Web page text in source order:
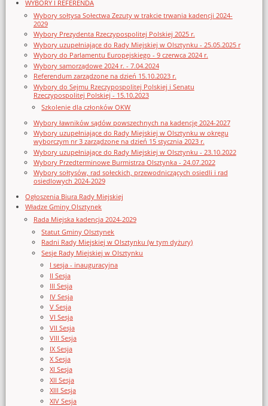
WYBORY I REFERENDA
Wybory sołtysa Sołectwa Zezuty w trakcie trwania kadencji 2024-
2029
Wybory Prezydenta Rzeczypospolitej Polskiej 2025 r.
Wybory uzupełniające do Rady Miejskiej w Olsztynku - 25.05.2025 r
Wybory do Parlamentu Europejskiego - 9 czerwca 2024 r.
Wybory samorządowe 2024 r. - 7.04.2024
Referendum zarządzone na dzień 15.10.2023 r.
Wybory do Sejmu Rzeczypospolitej Polskiej i Senatu
Rzeczypospolitej Polskiej - 15.10.2023
Szkolenie dla członków OKW
Wybory ławników sądów powszechnych na kadencję 2024-2027
Wybory uzupełniające do Rady Miejskiej w Olsztynku w okręgu
wyborczym nr 3 zarządzone na dzień 15 stycznia 2023 r.
Wybory uzupełniające do Rady Miejskiej w Olsztynku - 23.10.2022
Wybory Przedterminowe Burmistrza Olsztynka - 24.07.2022
Wybory sołtysów, rad sołeckich, przewodniczących osiedli i rad
osiedlowych 2024-2029
Ogłoszenia Biura Rady Miejskiej
Władze Gminy Olsztynek
Rada Miejska kadencja 2024-2029
Statut Gminy Olsztynek
Radni Rady Miejskiej w Olsztynku (w tym dyżury)
Sesje Rady Miejskiej w Olsztynku
I sesja - inauguracyjna
II Sesja
III Sesja
IV Sesja
V Sesja
VI Sesja
VII Sesja
VIII Sesja
IX Sesja
X Sesja
XI Sesja
XII Sesja
XIII Sesja
XIV Sesja